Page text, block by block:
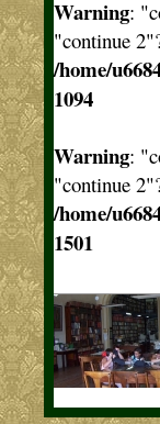
Warning:
"continue
/home/
1094
Warning:
"continue
/home/
1501